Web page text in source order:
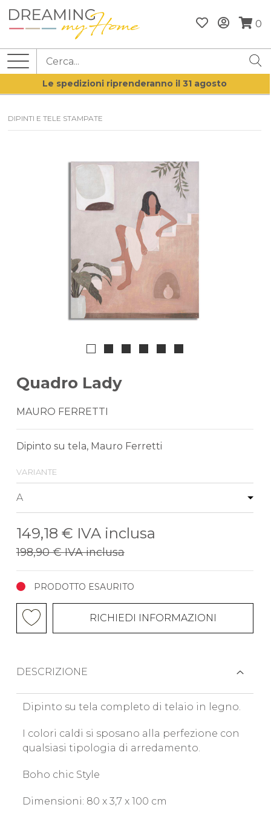
0
Le spedizioni riprenderanno il 31 agosto
DIPINTI E TELE STAMPATE
Quadro Lady
MAURO FERRETTI
Dipinto su tela, Mauro Ferretti
variante
149,18 € IVA inclusa
198,90 €IVA inclusa
PRODOTTO ESAURITO
RICHIEDI INFORMAZIONI
DESCRIZIONE
Dipinto su tela completo di telaio in legno.
I colori caldi si sposano alla perfezione con
qualsiasi tipologia di arredamento.
Boho chic Style
Dimensioni: 80 x 3,7 x 100 cm